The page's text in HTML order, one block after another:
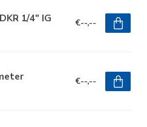
1/4" IG €--,--
€--,--